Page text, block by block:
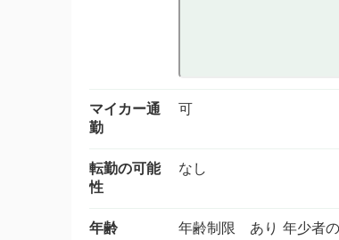
マイカー通
勤
可
転勤の可能
性
なし
年齢 年齢制限 あり 年少者